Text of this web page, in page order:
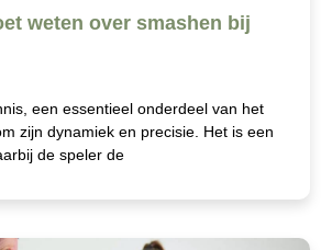
weten over smashen bij
een essentieel onderdeel van het
zijn dynamiek en precisie. Het is een
de speler de